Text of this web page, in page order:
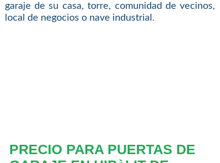
garaje de su casa, torre, comunidad de vecinos,
local de negocios o nave industrial.
PRECIO PARA PUERTAS DE